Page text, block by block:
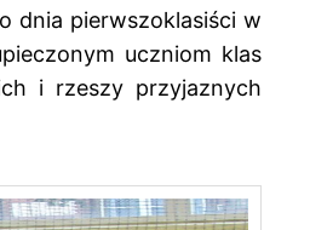
dnia pierwszoklasiści w
uczniom klas
i rzeszy przyjaznych